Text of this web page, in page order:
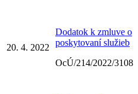
20. 4. 2022
Dodatok k zmluve o
poskytovaní služieb
OcÚ/214/2022/3108